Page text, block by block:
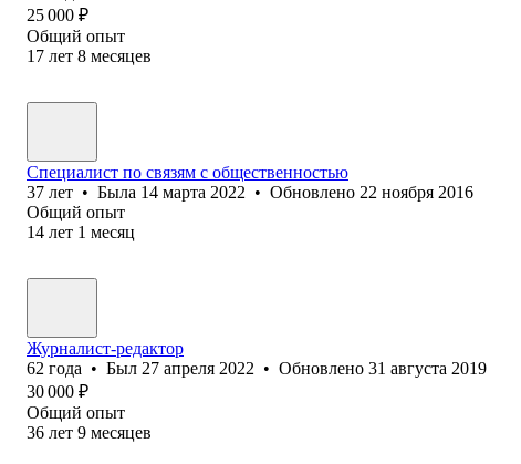
25 000 ₽
Общий опыт
17 лет 8 месяцев
Специалист по связям с общественностью
37 лет • Была 14 марта 2022 • Обновлено 22 ноября 2016
Общий опыт
14 лет 1 месяц
Журналист-редактор
62 года • Был 27 апреля 2022 • Обновлено 31 августа 2019
30 000 ₽
Общий опыт
36 лет 9 месяцев